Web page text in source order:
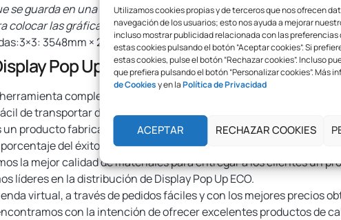
Utilizamos cookies propias y de terceros que nos ofrecen
navegación de los usuarios; esto nos ayuda a mejorar
incluso mostrar publicidad relacionada con las preferencias
estas cookies pulsando el botón “Aceptar cookies”. Si
estas cookies, pulse el botón “Rechazar cookies”. Incluso
que prefiera pulsando el botón “Personalizar cookies”. Más
de Cookiesy en laPolítica de Privacidad
ACEPTAR RECHAZAR COOKIES
se guarda en una maleta cómodamente transportable.
colocar las gráficas.
3548mm × 2235mm | 4×3: 4282mm × 2235mm
Pop Up Square?
completamente efectiva para publicitar o exponer
de transportar de un lugar a otro.
producto fabricado en materiales duraderos y resistentes y lo
del éxito de tu proyecto.
la mejor calidad de materiales para entregar a los clientes un
líderes en la distribución de Display Pop Up ECO.
virtual, a través de pedidos fáciles y con los mejores precios
con la intención de ofrecer excelentes productos de